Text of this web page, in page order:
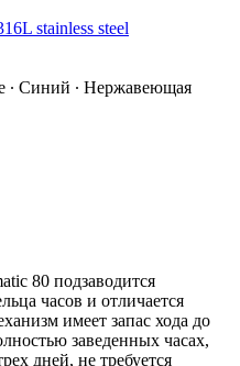
∙ Синий ∙ Нержавеющая
80 подзаводится
часов и отличается
имеет запас хода до
заведенных часах,
дней, не требуется